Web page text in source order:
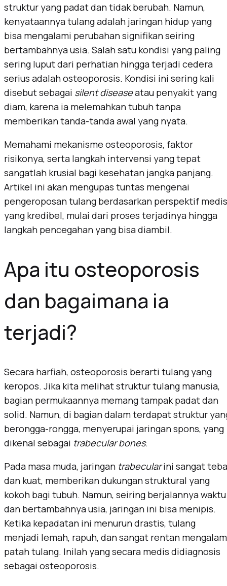
struktur yang padat dan tidak berubah. Namun,
kenyataannya tulang adalah jaringan hidup yang
bisa mengalami perubahan signifikan seiring
bertambahnya usia. Salah satu kondisi yang paling
sering luput dari perhatian hingga terjadi cedera
serius adalah osteoporosis. Kondisi ini sering kali
disebut sebagai silent diseaseatau penyakit yang
diam, karena ia melemahkan tubuh tanpa
memberikan tanda-tanda awal yang nyata.
Memahami mekanisme osteoporosis, faktor
risikonya, serta langkah intervensi yang tepat
sangatlah krusial bagi kesehatan jangka panjang.
Artikel ini akan mengupas tuntas mengenai
pengeroposan tulang berdasarkan perspektif medis
yang kredibel, mulai dari proses terjadinya hingga
langkah pencegahan yang bisa diambil.
Apa itu osteoporosis
dan bagaimana ia
terjadi?
Secara harfiah, osteoporosis berarti tulang yang
keropos. Jika kita melihat struktur tulang manusia,
bagian permukaannya memang tampak padat dan
solid. Namun, di bagian dalam terdapat struktur
berongga-rongga, menyerupai jaringan spons, yang
dikenal sebagai trabecular bones.
Pada masa muda, jaringan trabecularini sangat
dan kuat, memberikan dukungan struktural yang
kokoh bagi tubuh. Namun, seiring berjalannya waktu
dan bertambahnya usia, jaringan ini bisa menipis.
Ketika kepadatan ini menurun drastis, tulang
menjadi lemah, rapuh, dan sangat rentan
patah tulang. Inilah yang secara medis didiagnosis
sebagai osteoporosis.